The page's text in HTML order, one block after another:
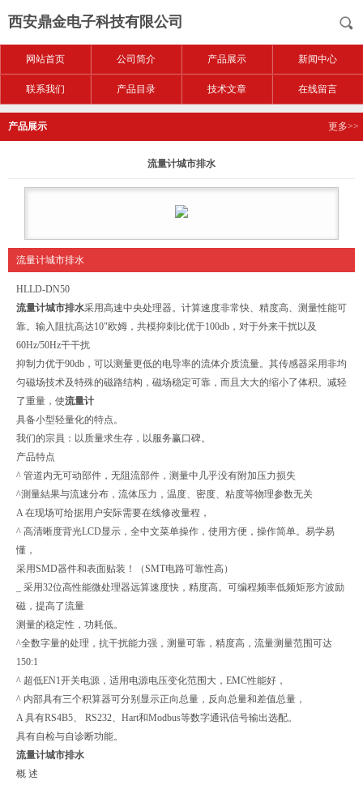
西安鼎金电子科技有限公司
网站首页 公司简介 产品展示 新闻中心
联系我们 产品目录 技术文章 在线留言
产品展示 更多>>
流量计城市排水
流量计城市排水
HLLD-DN50
流量计城市排水采用高速中央处理器。计算速度非常快、精度高、测量性能可
靠。输入阻抗高达10"欧姆，共模抑刺比优于100db，对于外来干扰以及
60Hz/50Hz干干扰
抑制力优于90db，可以测量更低的电导率的流体介质流量。其传感器采用非均
匀磁场技术及特殊的磁路结构，磁场稳定可靠，而且大大的缩小了体积。减轻
了重量，使流量计
具备小型轻量化的特点。
我们的宗員：以质量求生存，以服务赢口碑。
产品特点
^ 管道内无可动部件，无阻流部件，测量中几乎没有附加压力损失
^測量結果与流速分布，流体压力，温度、密度、粘度等物理参数无关
A 在现场可给据用户安际需要在线修改量程，
^ 高清晰度背光LCD显示，全中文菜单操作，使用方便，操作简单。易学易
懂，
采用SMD器件和表面贴装！（SMT电路可靠性高）
_ 采用32位高性能微处理器远算速度快，精度高。可编程频率低频矩形方波励
磁，提高了流量
测量的稳定性，功耗低。
^全数字量的处理，抗干扰能力强，测量可靠，精度高，流量测量范围可达
150:1
^ 超低EN1开关电源，适用电源电压变化范围大，EMC性能好，
^ 内部具有三个积算器可分别显示正向总量，反向总量和差值总量，
A 具有RS4B5、 RS232、Hart和Modbus等数字通讯信号输出选配。
具有自检与自诊断功能。
流量计城市排水
概 述